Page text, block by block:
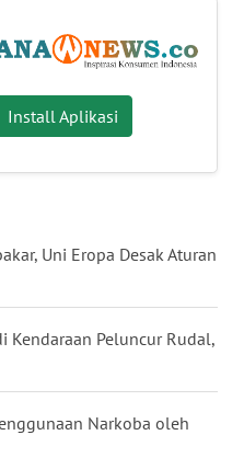
Install Aplikasi
Uni Eropa Desak Aturan
Kendaraan Peluncur Rudal,
Narkoba oleh